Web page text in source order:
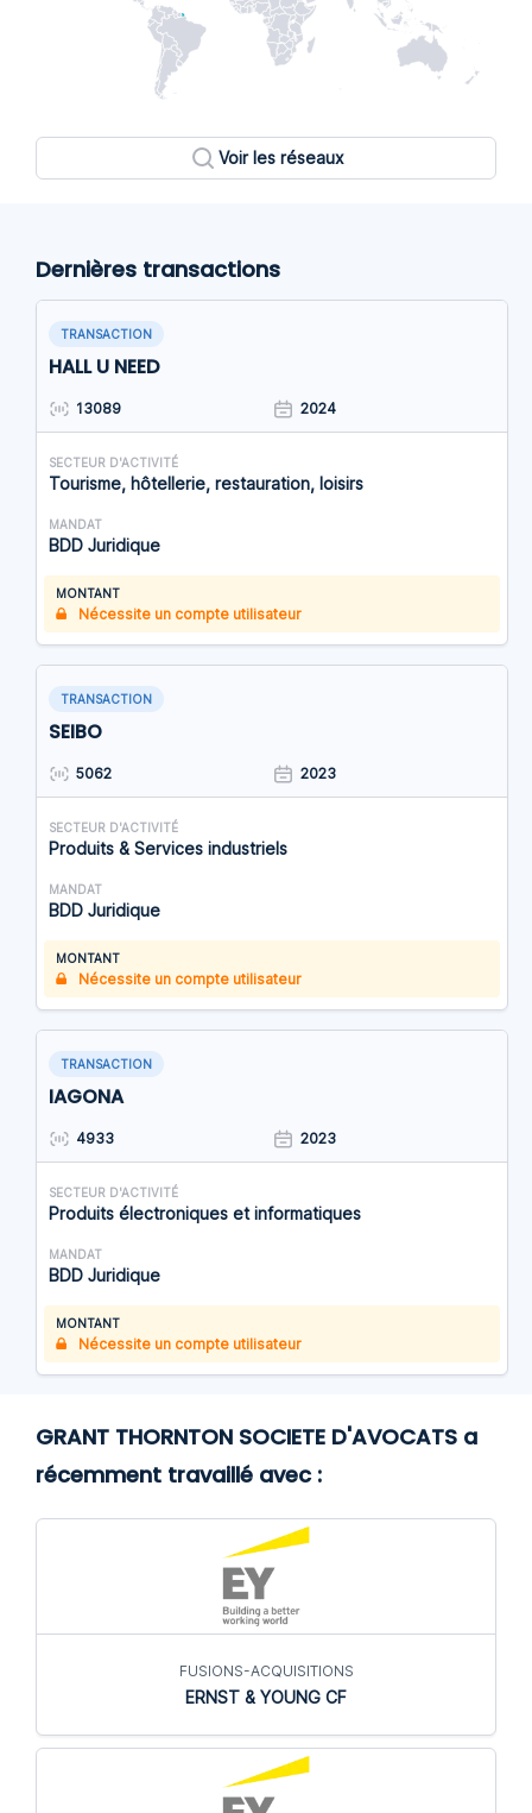
Voir les réseaux
Dernières transactions
TRANSACTION
HALL U NEED
13089 2024
SECTEUR D'ACTIVITÉ
Tourisme, hôtellerie, restauration, loisirs
MANDAT
BDD Juridique
MONTANT
Nécessite un compte utilisateur
TRANSACTION
SEIBO
5062 2023
SECTEUR D'ACTIVITÉ
Produits & Services industriels
MANDAT
BDD Juridique
MONTANT
Nécessite un compte utilisateur
TRANSACTION
IAGONA
4933 2023
SECTEUR D'ACTIVITÉ
Produits électroniques et informatiques
MANDAT
BDD Juridique
MONTANT
Nécessite un compte utilisateur
GRANT THORNTON SOCIETE D'AVOCATS a
récemment travaillé avec :
FUSIONS-ACQUISITIONS
ERNST & YOUNG CF